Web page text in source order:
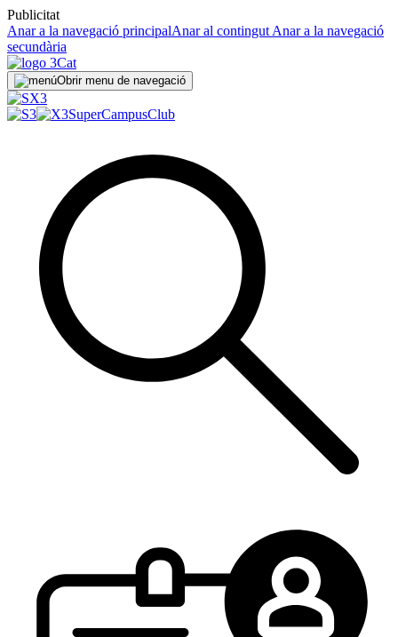
Publicitat
Anar a la navegació principalAnar al contingut Anar a la navegació
secundària
Obrir menu de navegació
SuperCampusClub